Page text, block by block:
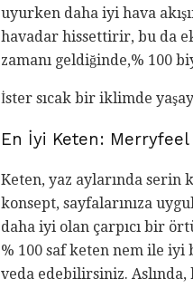
uyurken daha iyi hava
havadar hissettirir, bu da
zamanı geldiğinde,% 100
İster sıcak bir iklimde
En İyi Keten: Merryfeel
Keten, yaz aylarında serin
konsept, sayfalarınıza
daha iyi olan çarpıcı bir
% 100 saf keten nem ile iyi
veda edebilirsiniz.